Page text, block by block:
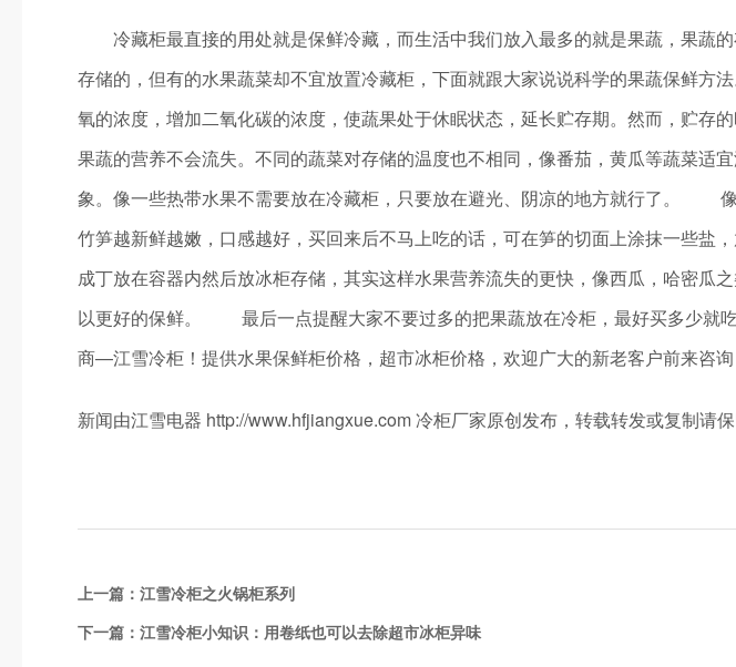
冷藏柜最直接的用处就是保鲜冷藏，而生活中我们放入最多的就是果蔬，果蔬
存储的，但有的水果蔬菜却不宜放置冷藏柜，下面就跟大家说说科学的果蔬保
氧的浓度，增加二氧化碳的浓度，使蔬果处于休眠状态，延长贮存期。然而，贮
果蔬的营养不会流失。不同的蔬菜对存储的温度也不相同，像番茄，黄瓜等蔬菜
象。像一些热带水果不需要放在冷藏柜，只要放在避光、阴凉的地方就行了。
竹笋越新鲜越嫩，口感越好，买回来后不马上吃的话，可在笋的切面上涂抹一些
成丁放在容器内然后放冰柜存储，其实这样水果营养流失的更快，像西瓜，哈密
以更好的保鲜。 最后一点提醒大家不要过多的把果蔬放在冷柜，最好买多少
商—江雪冷柜！提供水果保鲜柜价格，超市冰柜价格，欢迎广大的新老客户前来咨
新闻由江雪电器 http://www.hfjiangxue.com 冷柜厂家原创发布，转载转发或复制请
上一篇： 江雪冷柜之火锅柜系列
下一篇： 江雪冷柜小知识：用卷纸也可以去除超市冰柜异味